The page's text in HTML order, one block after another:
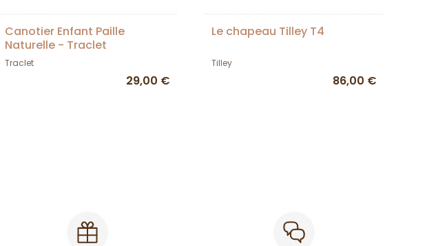
Canotier Enfant Paille
Naturelle - Traclet
Traclet
29,00 €
Le chapeau Tilley T4
Tilley
86,00 €